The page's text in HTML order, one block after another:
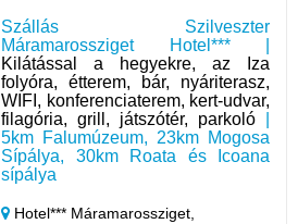
Szállás Szilveszter
Máramarossziget Hotel*** |
Kilátással a hegyekre, az Iza
folyóra, étterem, bár, nyáriterasz,
WIFI, konferenciaterem, kert-udvar,
filagória, grill, játszótér, parkoló
5km Falumúzeum, 23km Mogosa
Sípálya, 30km Roata és Icoana
sípálya
Hotel*** Máramarossziget,